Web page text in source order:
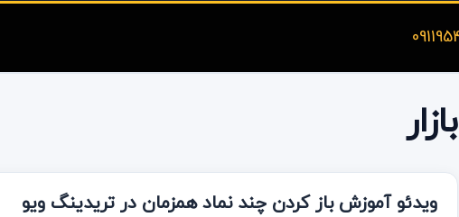
بازار
ویدئو آموزش باز کردن چند نماد همزمان در تریدینگ ویو